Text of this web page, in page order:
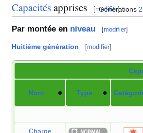
Capacitésapprises [modifier]
Générations 2
Par montée en niveau [modifier]
Huitième génération [modifier]
Nom Type
Charge